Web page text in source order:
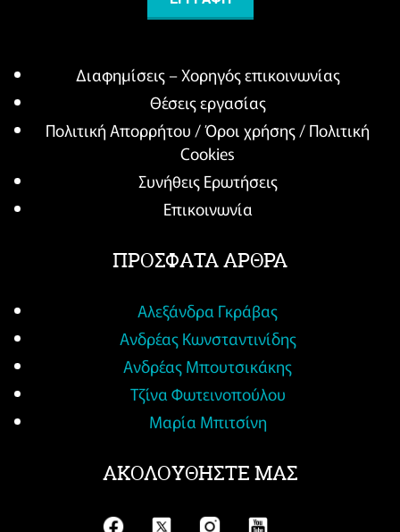
Διαφημίσεις – Χορηγός επικοινωνίας
Θέσεις εργασίας
Πολιτική Απορρήτου / Όροι χρήσης / Πολιτική
Cookies
Συνήθεις Ερωτήσεις
Επικοινωνία
ΠΡΟΣΦΑΤΑ ΑΡΘΡΑ
Αλεξάνδρα Γκράβας
Ανδρέας Κωνσταντινίδης
Ανδρέας Μπουτσικάκης
Τζίνα Φωτεινοπούλου
Μαρία Μπιτσίνη
ΑΚΟΛΟΥΘΗΣΤΕ ΜΑΣ